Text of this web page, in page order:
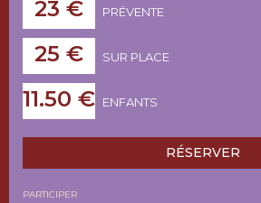
23 € PRÉVENTE
25 € SUR PLACE
11.50 € ENFANTS
RÉSERVER
PARTICIPER